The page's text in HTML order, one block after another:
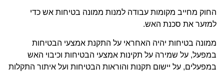
החוק מחייב מקומות עבודה למנות ממונה בטיחות אש כדי
למזער את סכנת האש.
ממונה בטיחות יהיה האחראי על התקנת אמצעי הבטיחות
במפעל, על שמירה על תקינות אמצעי הבטיחות וכיבוי האש
במפעלים, על יישום תקנות והוראות הבטיחות ועל איתור התקלות